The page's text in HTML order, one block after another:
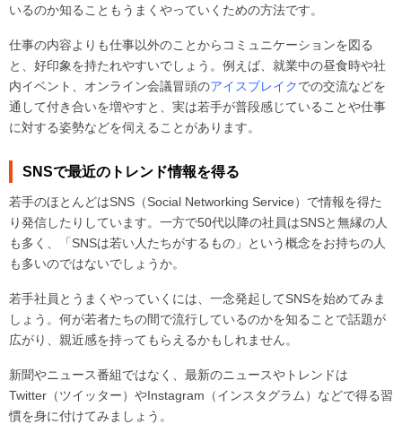
いるのか知ることもうまくやっていくための方法です。
仕事の内容よりも仕事以外のことからコミュニケーションを図る
と、好印象を持たれやすいでしょう。例えば、就業中の昼食時や社
内イベント、オンライン会議冒頭のアイスブレイクでの交流などを
通して付き合いを増やすと、実は若手が普段感じていることや仕事
に対する姿勢などを伺えることがあります。
SNSで最近のトレンド情報を得る
若手のほとんどはSNS（Social Networking Service）で情報を得た
り発信したりしています。一方で50代以降の社員はSNSと無縁の人
も多く、「SNSは若い人たちがするもの」という概念をお持ちの人
も多いのではないでしょうか。
若手社員とうまくやっていくには、一念発起してSNSを始めてみま
しょう。何が若者たちの間で流行しているのかを知ることで話題が
広がり、親近感を持ってもらえるかもしれません。
新聞やニュース番組ではなく、最新のニュースやトレンドは
Twitter（ツイッター）やInstagram（インスタグラム）などで得る習
慣を身に付けてみましょう。